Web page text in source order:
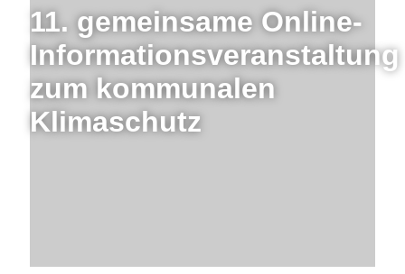
11. gemeinsame Online-
Informationsveranstaltung
zum kommunalen
Klimaschutz